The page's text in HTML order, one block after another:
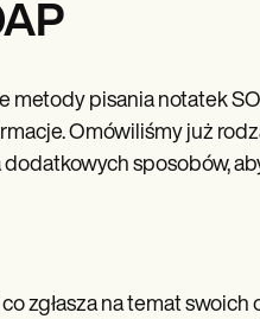
metody pisania notatek
Omówiliśmy już
sposobów,
zgłasza na temat swoich